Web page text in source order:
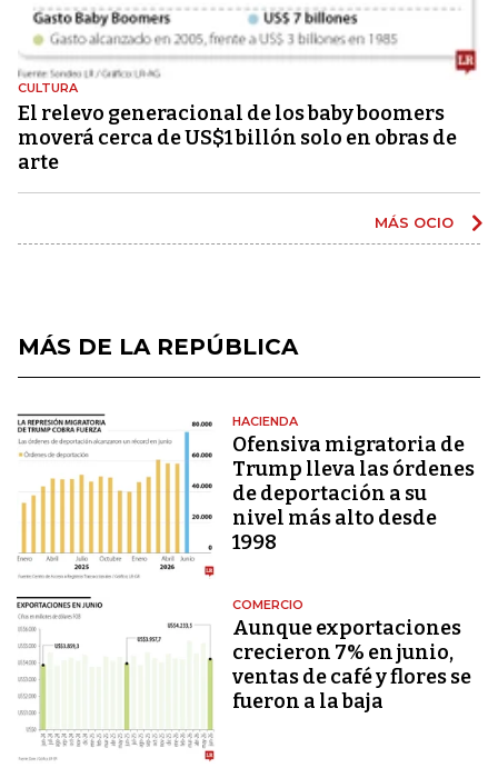
CULTURA
El relevo generacional de los baby boomers
moverá cerca de US$1 billón solo en obras de
arte
MÁS OCIO
MÁS DE LA REPÚBLICA
HACIENDA
Ofensiva migratoria de
Trump lleva las órdenes
de deportación a su
nivel más alto desde
1998
COMERCIO
Aunque exportaciones
crecieron 7% en junio,
ventas de café y flores se
fueron a la baja